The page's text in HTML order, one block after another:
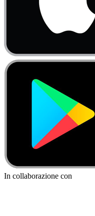
In collaborazione con